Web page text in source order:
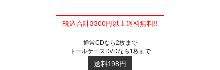
税込合計3300円以上送料無料!!
通常CDなら2枚まで
トールケースDVDなら1枚まで
送料198円